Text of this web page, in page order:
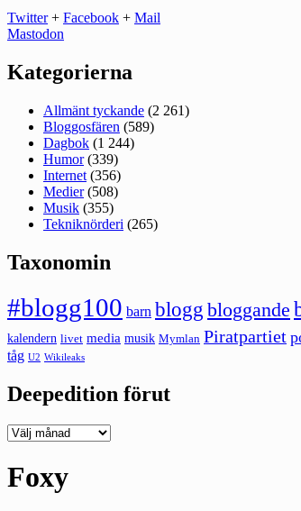
Twitter+ Facebook + Mail
Mastodon
Kategorierna
Allmänt tyckande (2 261)
Bloggosfären (589)
Dagbok (1 244)
Humor(339)
Internet (356)
Medier(508)
Musik (355)
Tekniknörderi (265)
Taxonomin
#blogg100 barn blogg bloggande
kalendern livet media musik Mymlan Piratpartiet
tåg U2 Wikileaks
Deepedition förut
Deepedition
Foxy